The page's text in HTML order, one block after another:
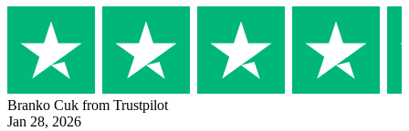
Branko Cuk from Trustpilot
Jan 28, 2026